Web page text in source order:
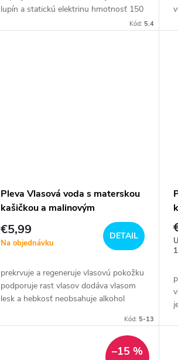
lupín a statickú elektrinu hmotnosť 150
Kód: 5.4
Pleva Vlasová voda s materskou
kašičkou a malinovým
fermentom
€5,99
Na objednávku
DETAIL
prekrvuje a regeneruje vlasovú pokožku
podporuje rast vlasov dodáva vlasom
lesk a hebkosť neobsahuje alkohol
Kód: 5-13
–15 %